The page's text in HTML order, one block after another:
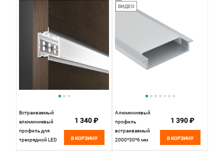
(Серебро, 2 м),
ALM-3006-S-2M
632018 Maytoni
Встраиваемый
алюминиевый
профиль для
трехрядной LED
1 340 ₽
В КОРЗИНУ
ВИДЕО
Алюминиевый
профиль
встраиваемый
2000*30*6 мм
1 390 ₽
В КОРЗИНУ